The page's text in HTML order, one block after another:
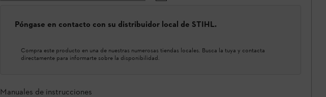
Póngase en contacto con su distribuidor local de STIHL.
Compra este producto en una de nuestras numerosas tiendas locales. Busca la tuya y contacta
directamente para informarte sobre la disponibilidad.
Manuales de instrucciones